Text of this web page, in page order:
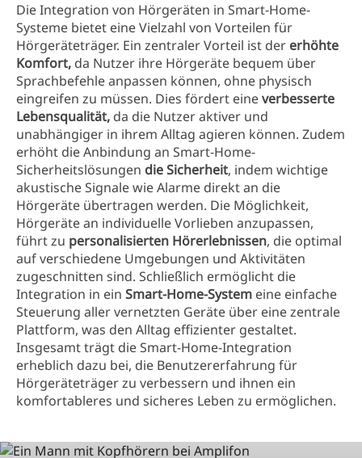
Die Integration von Hörgeräten in Smart-Home-
Systeme bietet eine Vielzahl von Vorteilen für
Hörgeräteträger. Ein zentraler Vorteil ist der erhöhte
Komfort, da Nutzer ihre Hörgeräte bequem über
Sprachbefehle anpassen können, ohne physisch
eingreifen zu müssen. Dies fördert eineverbesserte
Lebensqualität, da die Nutzer aktiver und
unabhängiger in ihrem Alltag agieren können. Zudem
erhöht die Anbindung an Smart-Home-
Sicherheitslösungen die Sicherheit, indem wichtige
akustische Signale wie Alarme direkt an die
Hörgeräte übertragen werden. Die Möglichkeit,
Hörgeräte an individuelle Vorlieben anzupassen,
führt zu personalisierten Hörerlebnissen, die optimal
auf verschiedene Umgebungen und Aktivitäten
zugeschnitten sind. Schließlich ermöglicht die
Integration in ein Smart-Home-System eine einfache
Steuerung aller vernetzten Geräte über eine zentrale
Plattform, was den Alltag effizienter gestaltet.
Insgesamt trägt die Smart-Home-Integration
erheblich dazu bei, die Benutzererfahrung für
Hörgeräteträger zu verbessern und ihnen ein
komfortableres und sicheres Leben zu ermöglichen.